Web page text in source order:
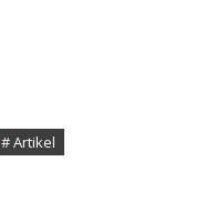
# Artikel